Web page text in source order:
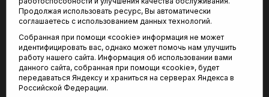
tum-arena@mail.ru
Отдел продаж:
(3452) 68-89-78
kotovaev@sibinformburo.ru
Продолжая использовать ресурс, Вы автоматически
соглашаетесь с использованием данных технологий.
Собранная при помощи «cookie» информация не может
идентифицировать вас, однако может помочь нам улучшить
работу нашего сайта. Информация об использовании вами
данного сайта, собранная при помощи «cookie», будет
передаваться Яндексу и храниться на серверах Яндекса в
Российской Федерации.